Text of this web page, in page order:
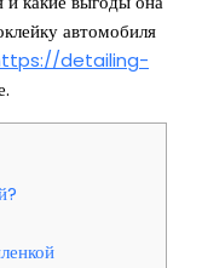
автомобиля
detailing-